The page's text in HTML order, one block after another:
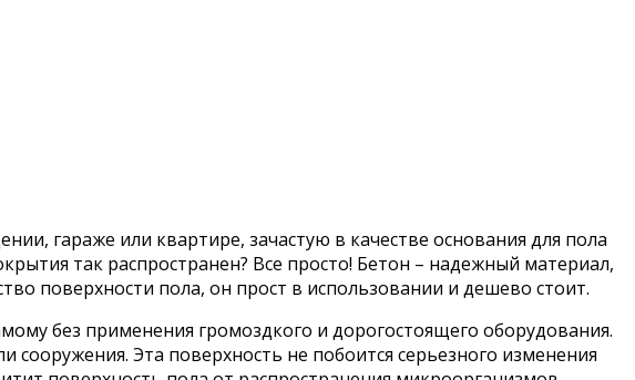
гараже или квартире, зачастую в качестве основания для пола
так распространен? Все просто! Бетон – надежный материал,
поверхности пола, он прост в использовании и дешево стоит.
без применения громоздкого и дорогостоящего оборудования.
Эта поверхность не побоится серьезного изменения